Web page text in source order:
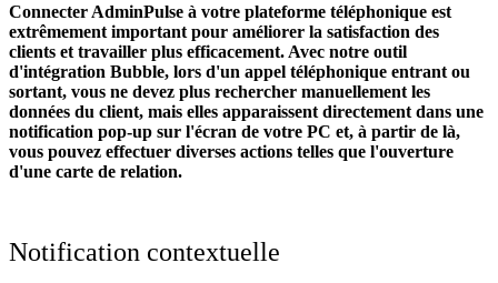
Connecter AdminPulse à votre plateforme téléphonique est
extrêmement important pour améliorer la satisfaction des
clients et travailler plus efficacement. Avec notre outil
d'intégration Bubble, lors d'un appel téléphonique entrant ou
sortant, vous ne devez plus rechercher manuellement les
données du client, mais elles apparaissent directement dans une
notification pop-up sur l'écran de votre PC et, à partir de là,
vous pouvez effectuer diverses actions telles que l'ouverture
d'une carte de relation.
Notification contextuelle